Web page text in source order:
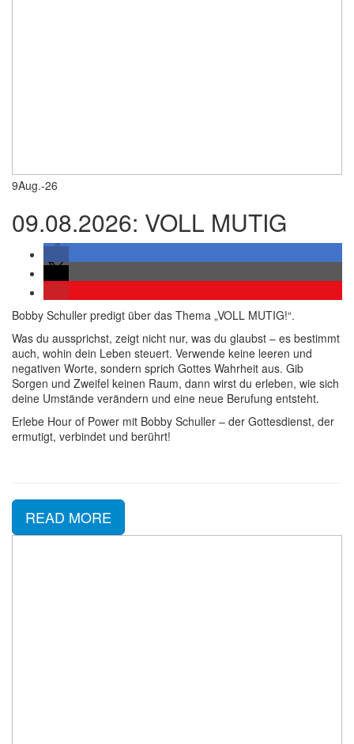
9Aug.-26
09.08.2026: VOLL MUTIG
Bobby Schuller predigt über das Thema „VOLL MUTIG!“.
Was du aussprichst, zeigt nicht nur, was du glaubst – es bestimmt
auch, wohin dein Leben steuert. Verwende keine leeren und
negativen Worte, sondern sprich Gottes Wahrheit aus. Gib
Sorgen und Zweifel keinen Raum, dann wirst du erleben, wie sich
deine Umstände verändern und eine neue Berufung entsteht.
Erlebe Hour of Power mit Bobby Schuller – der Gottesdienst, der
ermutigt, verbindet und berührt!
READ MORE